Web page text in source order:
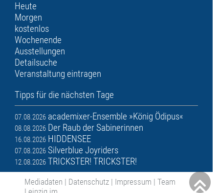
Heute
Morgen
kostenlos
Wochenende
Ausstellungen
Detailsuche
Veranstaltung eintragen
Tipps für die nächsten Tage
07.08.2026 academixer-Ensemble »König Ödipus«
08.08.2026 Der Raub der Sabinerinnen
16.08.2026 HIDDENSEE
07.08.2026 Silverblue Joyriders
12.08.2026 TRICKSTER! TRICKSTER!
Mediadaten | Datenschutz | Impressum | Team